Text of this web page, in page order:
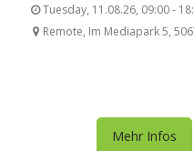
Tuesday, 11.08.26, 09:00 -
Remote, Im Mediapark 5,
Mehr Infos